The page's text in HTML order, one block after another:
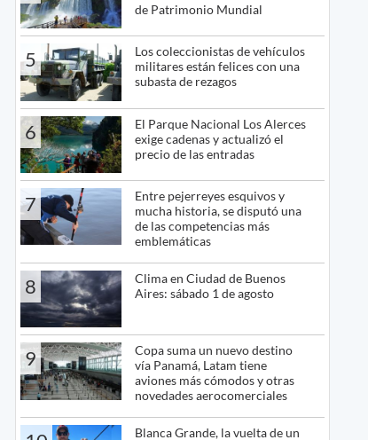
de Patrimonio Mundial
5
Los coleccionistas de vehículos
militares están felices con una
subasta de rezagos
6
El Parque Nacional Los Alerces
exige cadenas y actualizó el
precio de las entradas
7
Entre pejerreyes esquivos y
mucha historia, se disputó una
de las competencias más
emblemáticas
8
Clima en Ciudad de Buenos
Aires: sábado 1 de agosto
9
Copa suma un nuevo destino
vía Panamá, Latam tiene
aviones más cómodos y otras
novedades aerocomerciales
Blanca Grande, la vuelta de un